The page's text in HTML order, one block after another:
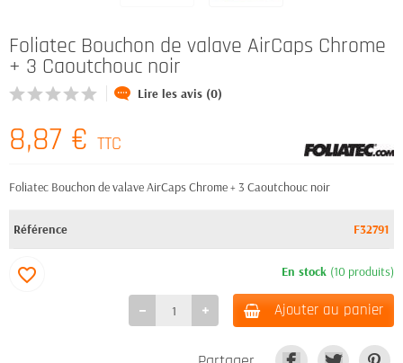
Foliatec Bouchon de valave AirCaps Chrome
+ 3 Caoutchouc noir
Lire les avis (0)
8,87 € TTC
Foliatec Bouchon de valave AirCaps Chrome + 3 Caoutchouc noir
Référence F32791
En stock (10 produits)
Ajouter au panier
favorite_border